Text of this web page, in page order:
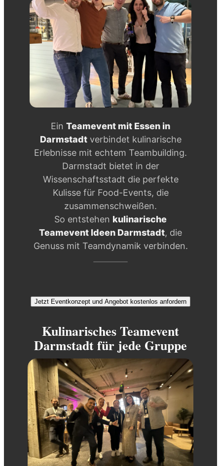
Ein Teamevent mit Essen in
Darmstadtverbindet kulinarische
Erlebnisse mit echtem Teambuilding.
Darmstadt bietet in der
Wissenschaftsstadt die perfekte
Kulisse für Food-Events, die
zusammenschweißen.
So entstehen kulinarische
Teamevent Ideen Darmstadt, die
Genuss mit Teamdynamik verbinden.
Jetzt Eventkonzept und Angebot kostenlos anfordern
Kulinarisches Teamevent
Darmstadt für jede Gruppe